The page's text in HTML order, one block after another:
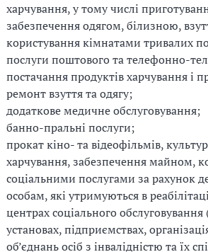
харчування, у тому числі
забезпечення одягом, білизною,
користування кімнатами тривалих
послуги поштового та телефонно-
постачання продуктів харчування і
ремонт взуття та одягу;
додаткове медичне обслуговування;
банно-пральні послуги;
прокат кіно- та відеофільмів,
харчування, забезпечення майном,
соціальними послугами за рахунок
особам, які утримуються в
центрах соціального
установах, підприємствах,
об’єднань осіб з інвалідністю та їх